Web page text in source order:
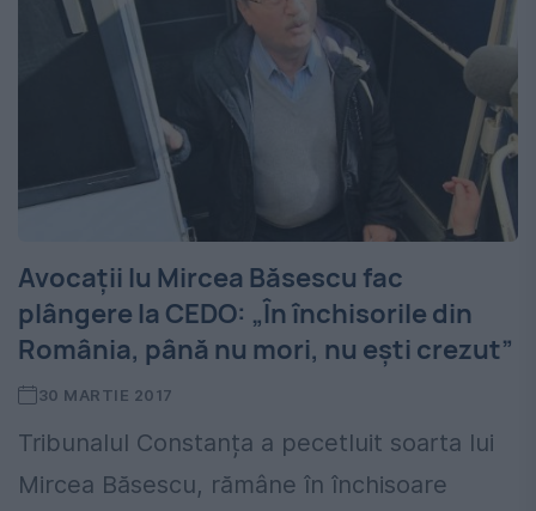
Avocații lu Mircea Băsescu fac
plângere la CEDO: „În închisorile din
România, până nu mori, nu ești crezut”
30 MARTIE 2017
Tribunalul Constanța a pecetluit soarta lui
Mircea Băsescu, rămâne în închisoare